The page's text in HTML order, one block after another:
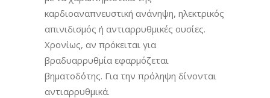
καρδιοαναπνευστική ανάνηψη, ηλεκτρικός
απινιδισμός ή αντιαρρυθμικές ουσίες.
Χρονίως, αν πρόκειται για
βραδυαρρυθμία εφαρμόζεται
βηματοδότης. Για την πρόληψη δίνονται
αντιαρρυθμικά.